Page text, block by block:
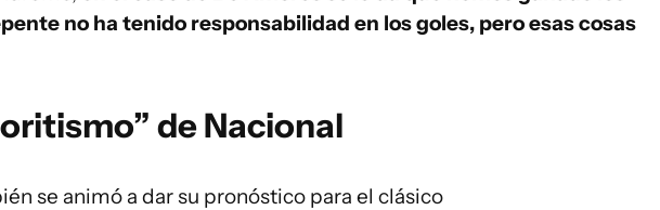
no ha tenido responsabilidad en los goles, pero esas cosas
de Nacional
se animó a dar su pronóstico para el clásico